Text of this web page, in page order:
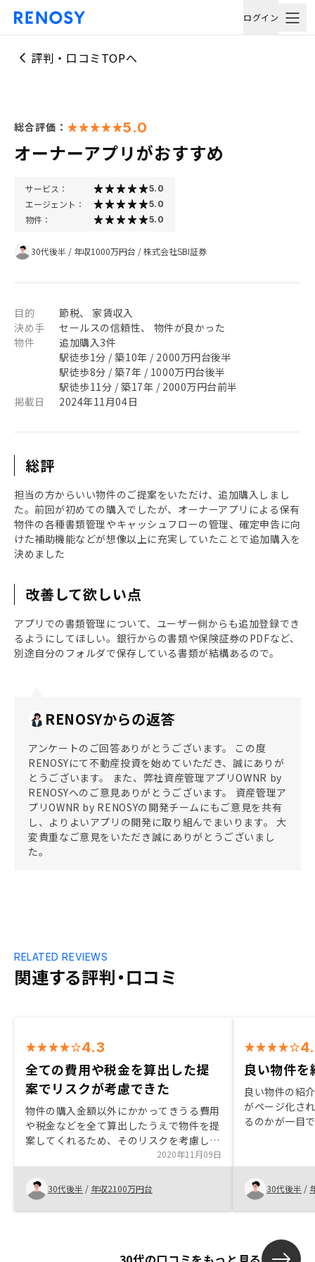
ログイン
評判・口コミTOPへ
総合評価： 5.0
オーナーアプリがおすすめ
サービス： 5.0
エージェント： 5.0
物件： 5.0
30代後半 / 年収1000万円台 /株式会社SBI証券
目的
節税、 家賃収入
決め手
セールスの信頼性、 物件が良かった
物件
追加購入3件
駅徒歩1分 / 築10年 / 2000万円台後半
駅徒歩8分 / 築7年 / 1000万円台後半
駅徒歩11分 / 築17年 / 2000万円台前半
掲載日
2024年11月04日
総評
担当の方からいい物件のご提案をいただけ、追加購入しまし
た。前回が初めての購入でしたが、オーナーアプリによる保有
物件の各種書類管理やキャッシュフローの管理、確定申告に向
けた補助機能などが想像以上に充実していたことで追加購入を
決めました
改善して欲しい点
アプリでの書類管理について、ユーザー側からも追加登録でき
るようにしてほしい。銀行からの書類や保険証券のPDFなど、
別途自分のフォルダで保存している書類が結構あるので。
RENOSYからの返答
アンケートのご回答ありがとうございます。 この度
RENOSYにて不動産投資を始めていただき、誠にありが
とうございます。 また、弊社資産管理アプリOWNR by
RENOSYへのご意見ありがとうございます。 資産管理ア
プリOWNR by RENOSYの開発チームにもご意見を共有
し、よりよいアプリの開発に取り組んでまいります。 大
変貴重なご意見をいただき誠にありがとうございまし
た。
関連する評判・口コミ
RELATED REVIEWS
4.3
全ての費用や税金を算出した提
案でリスクが考慮できた
物件の購入金額以外にかかってきうる費用
や税金などを全て算出したうえで物件を提
案してくれるため、そのリスクを考慮した
うえで購入出来ることが素晴らしい。不動
産投資全般に関する始めの説明の段階で
は、不明点やリスクだと思うであろう点を
先回りして説明してくれたためとても信頼
がおける印象を持てたが、申し込みをして
れば、より不安なく購入までの手続きがで
2020年11月09日
30代後半 / 年収2100万円台
良い物件
良い物件の紹
がページ化さ
るのかが一目
30代後半 /